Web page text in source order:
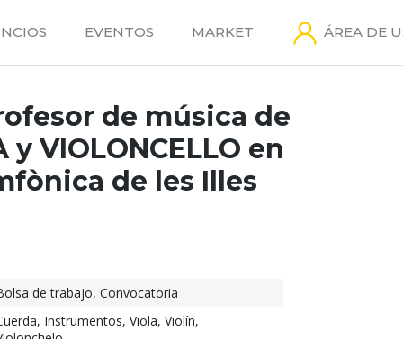
EVENTOS MARKET ÁREA DE
de música de
y VIOLONCELLO en
de les Illes
de trabajo, Convocatoria
, Instrumentos, Viola, Violín,